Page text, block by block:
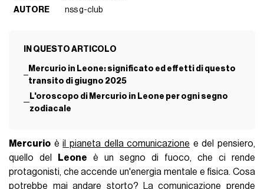
AUTORE
nss g-club
IN QUESTO ARTICOLO
Mercurio in Leone: significato ed effetti di questo
transito di giugno 2025
L'oroscopo di Mercurio in Leone per ogni segno
zodiacale
Mercurio èil pianeta della comunicazione e del pensiero,
quello del
Leone è un segno di fuoco, che ci rende
protagonisti, che accende un'energia mentale e fisica. Cosa
potrebbe mai andare storto? La comunicazione prende